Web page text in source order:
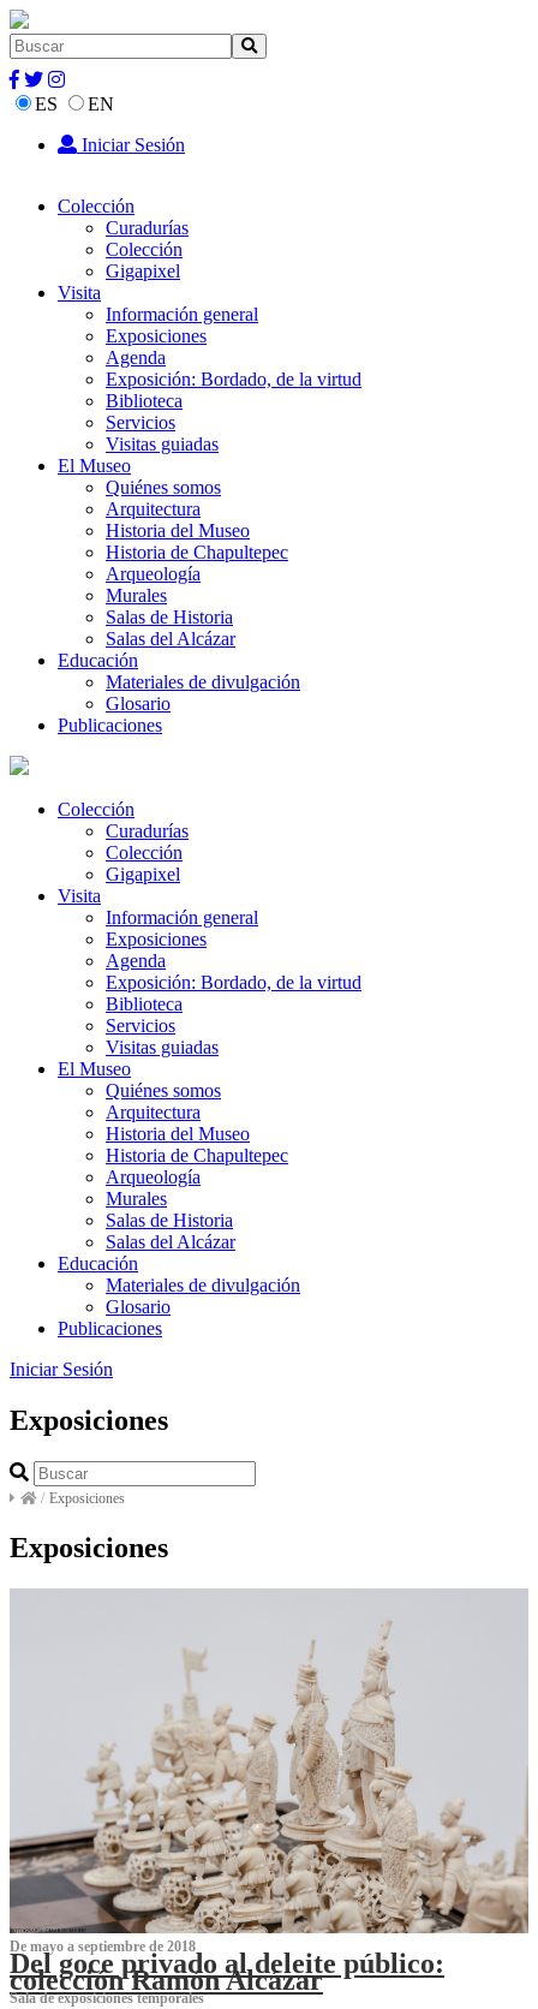
ES
EN
Iniciar Sesión
Colección
Curadurías
Colección
Gigapixel
Visita
Información general
Exposiciones
Agenda
Exposición: Bordado, de la virtud
Biblioteca
Servicios
Visitas guiadas
El Museo
Quiénes somos
Arquitectura
Historia del Museo
Historia de Chapultepec
Arqueología
Murales
Salas de Historia
Salas del Alcázar
Educación
Materiales de divulgación
Glosario
Publicaciones
Colección
Curadurías
Colección
Gigapixel
Visita
Información general
Exposiciones
Agenda
Exposición: Bordado, de la virtud
Biblioteca
Servicios
Visitas guiadas
El Museo
Quiénes somos
Arquitectura
Historia del Museo
Historia de Chapultepec
Arqueología
Murales
Salas de Historia
Salas del Alcázar
Educación
Materiales de divulgación
Glosario
Publicaciones
Iniciar Sesión
Exposiciones
/ Exposiciones
Exposiciones
De mayo a septiembre de 2018
Del goce privado al deleite público:
colección Ramón Alcázar
Sala de exposiciones temporales